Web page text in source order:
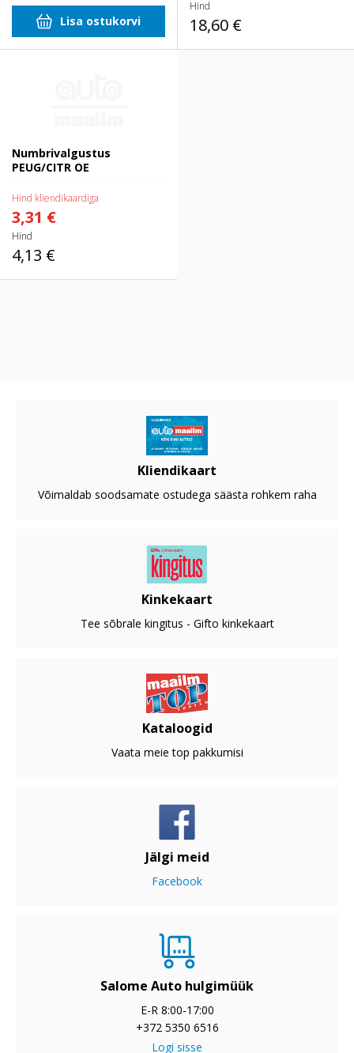
Lisa ostukorvi
Hind
18,60 €
Numbrivalgustus
PEUG/CITR OE
Hind kliendikaardiga
3,31 €
Hind
4,13 €
Kliendikaart
Võimaldab soodsamate ostudega säästa rohkem raha
Kinkekaart
Tee sõbrale kingitus - Gifto kinkekaart
Kataloogid
Vaata meie top pakkumisi
Jälgi meid
Facebook
Salome Auto hulgimüük
E-R 8:00-17:00
+372 5350 6516
Logi sisse